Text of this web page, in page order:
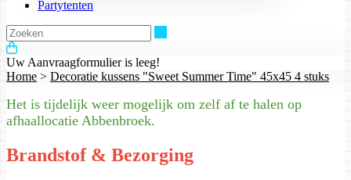
Partytenten
Uw Aanvraagformulier is leeg!
Home > Decoratie kussens "Sweet Summer Time" 45x45 4 stuks
Het is tijdelijk weer mogelijk om zelf af te halen op
afhaallocatie Abbenbroek.
Brandstof & Bezorging